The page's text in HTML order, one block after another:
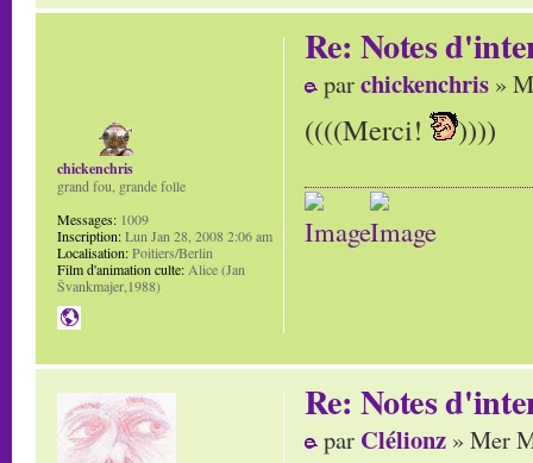
Re: Notes
parchickenchris »
((((Merci! ))))
chickenchris
grand fou, grande folle
Messages: 1009
Inscription:Lun Jan 28, 2008 2:06 am
Localisation:Poitiers/Berlin
Film d'animation culte: Alice (Jan
Švankmajer,1988)
Re: Notes
par Clélionz » Mer